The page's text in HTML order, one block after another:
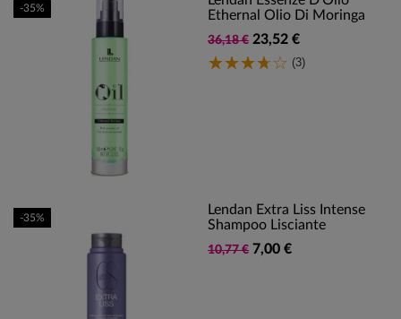
Ethernal Olio Di Moringa
36,18 € 23,52 €
(3)
-35%
Lendan Extra Liss Intense
Shampoo Lisciante
10,77 € 7,00 €
-35%